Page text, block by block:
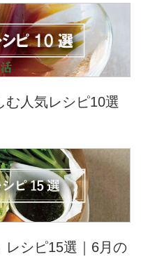
人気レシピ10選
シピ15選｜6月の